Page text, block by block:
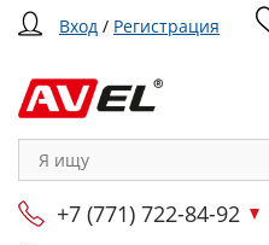
Вход / Регистрация
+7 (771) 722-84-92